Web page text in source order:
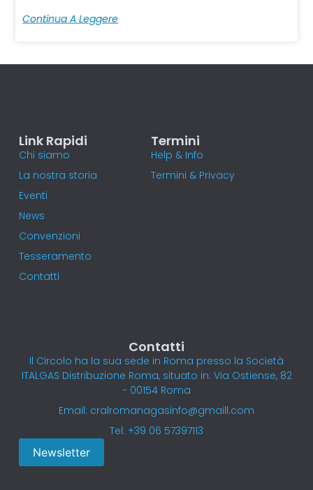
Continua A Leggere
Link Rapidi
Chi siamo
La nostra storia
Eventi
News
Convenzioni
Tesseramento
Contatti
Termini
Help & Info
Termini & Privacy
Contatti
Il Circolo ha la sua sede in Roma presso la Società
ITALGAS Distribuzione Roma, situato in: Via Ostiense, 82
- 00154 Roma
Email: cralromanagasinfo@gmaill.com
Tel: +39 06 57397113
Newsletter